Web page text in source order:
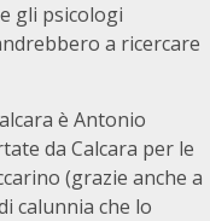
gli psicologi
a ricercare
è Antonio
da Calcara per le
(grazie anche a
calunnia che lo